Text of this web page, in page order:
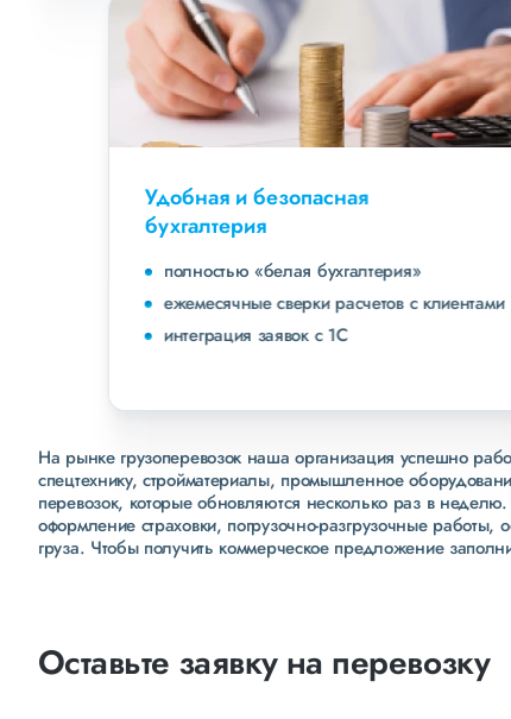
Удобная и безопасная
бухгалтерия
полностью «белая бухгалтерия»
ежемесячные сверки расчетов с клиентами
интеграция заявок с 1С
На рынке грузоперевозок наша организация успешно
спецтехнику, стройматериалы, промышленное
перевозок, которые обновляются несколько раз в
оформление страховки, погрузочно-разгрузочные
груза. Чтобы получить коммерческое предложение
Оставьте заявку на перевозку